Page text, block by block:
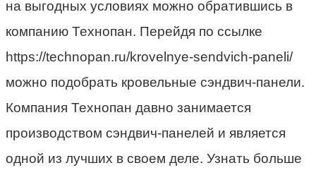
на выгодных условиях можно обратившись в
компанию Технопан. Перейдя по ссылке
https://technopan.ru/krovelnye-sendvich-paneli/
можно подобрать кровельные сэндвич-панели.
Компания Технопан давно занимается
производством сэндвич-панелей и является
одной из лучших в своем деле. Узнать больше